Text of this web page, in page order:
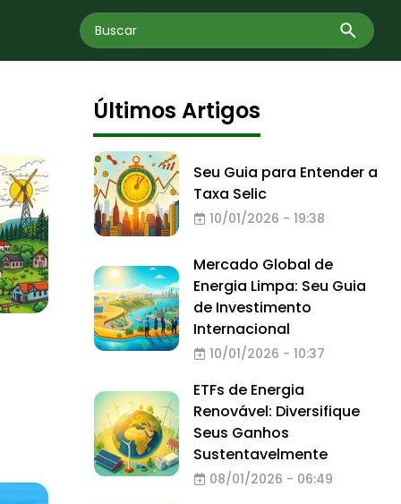
Últimos Artigos
Seu Guia para Entender a
Taxa Selic
10/01/2026 - 19:38
Mercado Global de
Energia Limpa: Seu Guia
de Investimento
Internacional
10/01/2026 - 10:37
ETFs de Energia
Renovável: Diversifique
Seus Ganhos
Sustentavelmente
08/01/2026 - 06:49